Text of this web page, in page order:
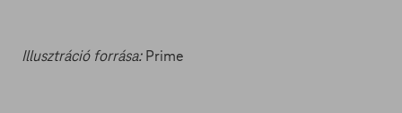
Illusztráció forrása:Prime